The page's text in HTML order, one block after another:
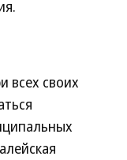
всех своих